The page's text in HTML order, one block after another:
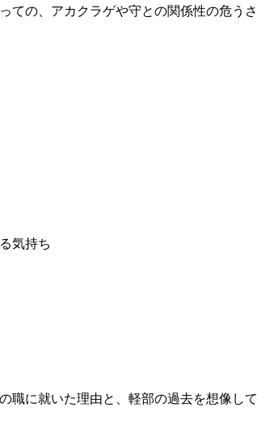
ての、アカクラゲや守との関係性の危うさ
気持ち
職に就いた理由と、軽部の過去を想像して